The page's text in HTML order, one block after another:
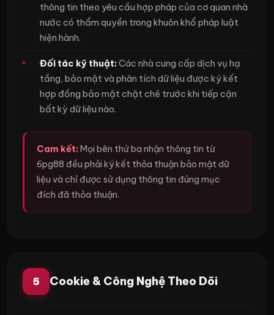
thông tin theo yêu cầu hợp pháp của cơ quan nhà
nước có thẩm quyền trong khuôn khổ pháp luật
hiện hành.
Đối tác kỹ thuật:Các nhà cung cấp dịch vụ hạ
tầng, bảo mật và phân tích dữ liệu được ký kết
hợp đồng bảo mật chặt chẽ trước khi tiếp cận
bất kỳ dữ liệu nào.
Cam kết:Mọi bên thứ ba nhận thông tin từ
6pg88 đều phải ký kết thỏa thuận bảo mật dữ
liệu và chỉ được sử dụng thông tin đúng mục
đích đã thỏa thuận.
5 Cookie & Công Nghệ Theo Dõi